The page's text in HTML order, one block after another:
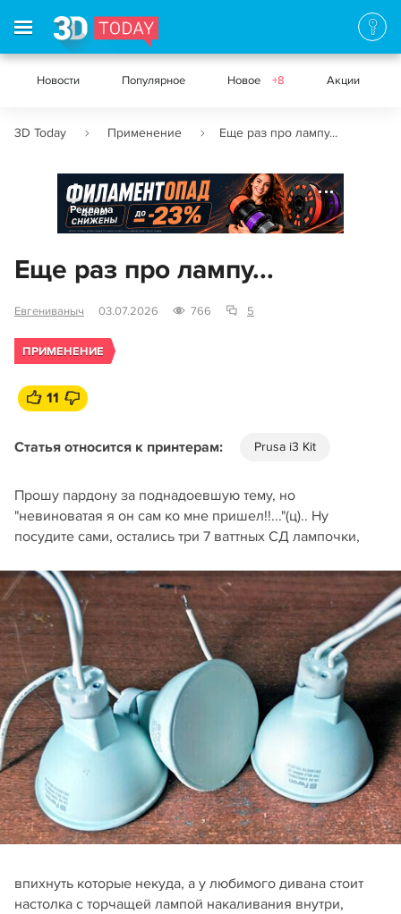
Новости Популярное Новое +8 Акции
3D Today Применение Еще раз про лампу...
Реклама
Еще раз про лампу...
Евгениваныч 03.07.2026 766 5
ПРИМЕНЕНИЕ
11
Статья относится к принтерам: Prusa i3 Kit
Прошу пардону за поднадоевшую тему, но
"невиноватая я он сам ко мне пришел!!..."(ц).. Ну
посудите сами, остались три 7 ваттных СД лампочки,
впихнуть которые некуда, а у любимого дивана стоит
настолка с торчащей лампой накаливания внутри,